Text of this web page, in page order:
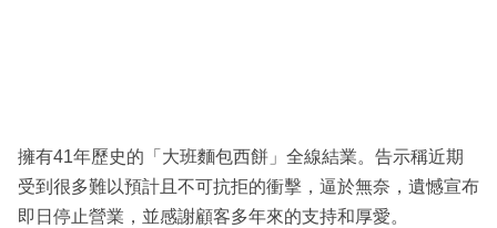
擁有41年歷史的「大班麵包西餅」全線結業。告示稱近期
受到很多難以預計且不可抗拒的衝擊，逼於無奈，遺憾宣布
即日停止營業，並感謝顧客多年來的支持和厚愛。